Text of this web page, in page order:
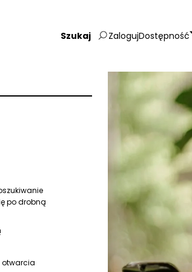
Wpisz
frazę:
ZalogujDostępność
po drobną
otwarcia